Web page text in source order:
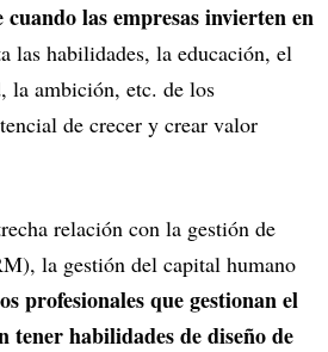
las empresas invierten en
las habilidades, la educación, el
la ambición, etc. de los
de crecer y crear valor
relación con la gestión de
la gestión del capital humano
profesionales que gestionan el
tener habilidades de diseño de